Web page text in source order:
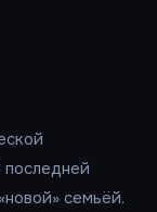
последней
семьёй.